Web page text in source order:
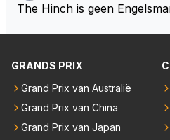
The Hinch is geen
GRANDS PRIX
Grand Prix van Australië
Grand Prix van China
Grand Prix van Japan